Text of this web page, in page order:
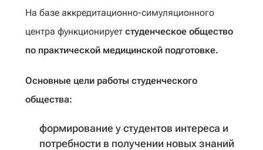
На базе аккредитационно-симуляционного
центра функционирует студенческое общество
по практической медицинской подготовке.
Основные цели работы студенческого
общества:
формирование у студентов интереса и
потребности в получении новых знаний